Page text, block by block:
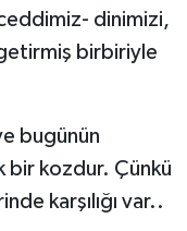
dinimizi,
birbiriyle
bugünün
bir kozdur. Çünkü
karşılığı var..